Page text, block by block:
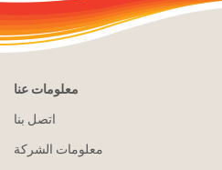
معلومات عنا
اتصل بنا
معلومات الشركة